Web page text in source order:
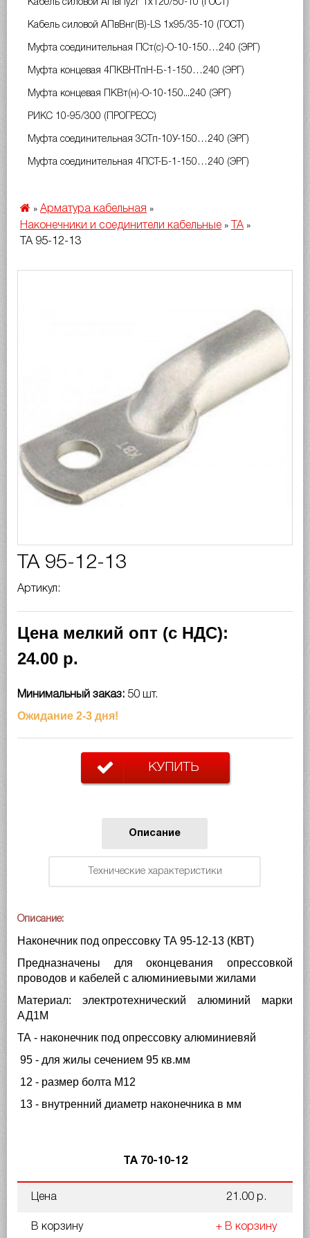
Кабель силовой АПвПу2г 1х120/50-10 (ГОСТ)
Кабель силовой АПвВнг(B)-LS 1х95/35-10 (ГОСТ)
Муфта соединительная ПСт(с)-О-10-150…240 (ЭРГ)
Муфта концевая 4ПКВНТпН-Б-1-150…240 (ЭРГ)
Муфта концевая ПКВт(н)-О-10-150...240 (ЭРГ)
РИКС 10-95/300 (ПРОГРЕСС)
Муфта соединительная 3СТп-10У-150…240 (ЭРГ)
Муфта соединительная 4ПСТ-Б-1-150…240 (ЭРГ)
» Арматура кабельная »
Наконечники и соединители кабельные » ТА »
ТА 95-12-13
ТА 95-12-13
Артикул:
Цена мелкий опт (с НДС):
24.00 р.
Минимальный заказ: 50 шт.
Ожидание 2-3 дня!
КУПИТЬ
Описание
Технические характеристики
Описание:
Наконечник под опрессовку ТА 95-12-13 (КВТ)
Предназначены для оконцевания опрессовкой
проводов и кабелей с алюминиевыми жилами
Материал: электротехнический алюминий марки
АД1М
ТА - наконечник под опрессовку алюминиевяй
95 - для жилы сечением 95 кв.мм
12 - размер болта М12
13 - внутренний диаметр наконечника в мм
ТА 70-10-12
Цена 21.00 р.
В корзину + В корзину